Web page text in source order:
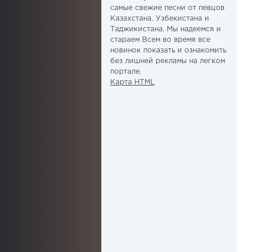
самые свежие песни от певцов
Казахстана, Узбекистана и
Таджикистана. Мы надеемся и
стараем Всем во время все
новинок показать и ознакомить
без лишней рекламы на легком
портале.
Карта HTML